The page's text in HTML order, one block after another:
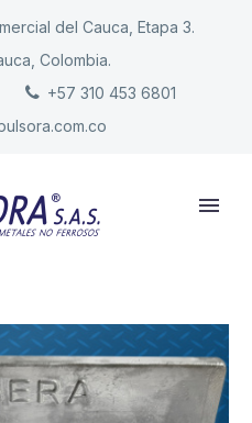
del Cauca, Etapa 3.
Colombia.
+57 310 453 6801